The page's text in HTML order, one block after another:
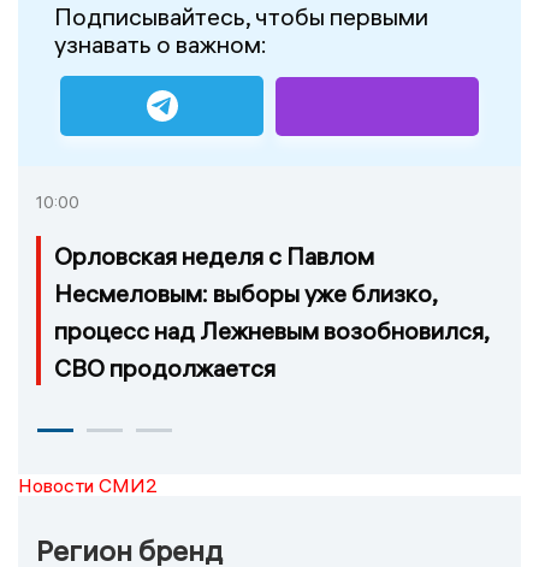
Подписывайтесь, чтобы первыми
узнавать о важном:
10:00
Орловская неделя с Павлом
Несмеловым: выборы уже близко,
процесс над Лежневым возобновился,
СВО продолжается
Новости СМИ2
Регион бренд